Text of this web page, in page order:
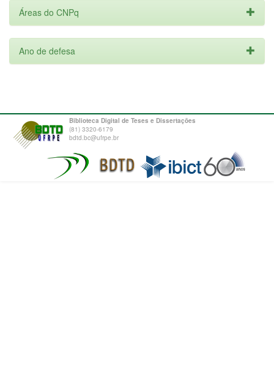
Áreas do CNPq
Ano de defesa
Biblioteca Digital de Teses e Dissertações
(81) 3320-6179
bdtd.bc@ufrpe.br